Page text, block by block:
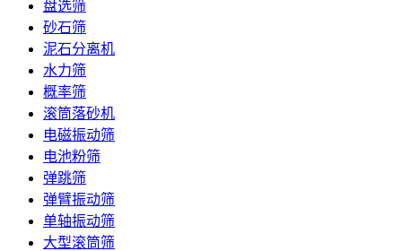
盘选筛
砂石筛
泥石分离机
水力筛
概率筛
滚筒落砂机
电磁振动筛
电池粉筛
弹跳筛
弹臂振动筛
单轴振动筛
大型滚筒筛